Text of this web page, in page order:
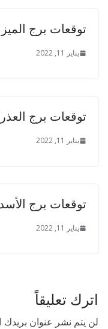
توقعات برج الميزان
يناير 11, 2022
توقعات برج العذراء
يناير 11, 2022
توقعات برج الأسد
يناير 11, 2022
اترك تعليقاً
لن يتم نشر عنوان بريدك